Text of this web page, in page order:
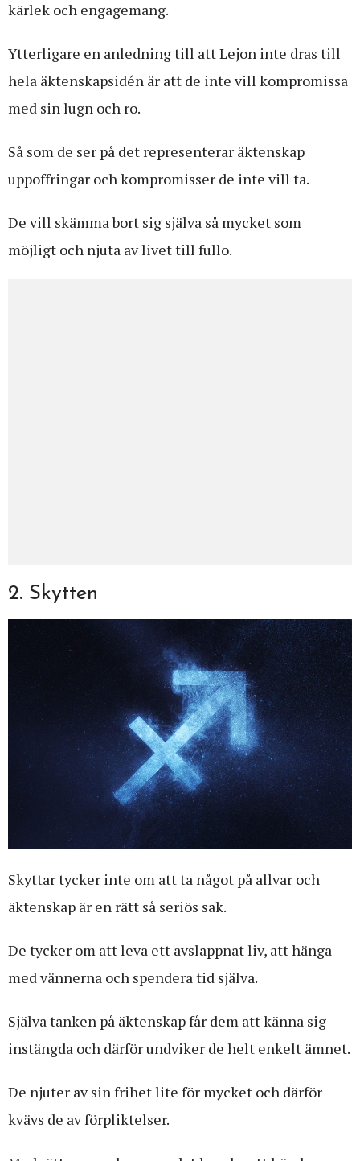
kärlek och engagemang.
Ytterligare en anledning till att Lejon inte dras till
hela äktenskapsidén är att de inte vill kompromissa
med sin lugn och ro.
Så som de ser på det representerar äktenskap
uppoffringar och kompromisser de inte vill ta.
De vill skämma bort sig själva så mycket som
möjligt och njuta av livet till fullo.
2. Skytten
Skyttar tycker inte om att ta något på allvar och
äktenskap är en rätt så seriös sak.
De tycker om att leva ett avslappnat liv, att hänga
med vännerna och spendera tid själva.
Själva tanken på äktenskap får dem att känna sig
instängda och därför undviker de helt enkelt ämnet.
De njuter av sin frihet lite för mycket och därför
kvävs de av förpliktelser.